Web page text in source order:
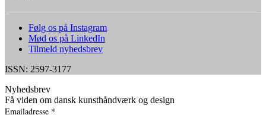
Følg os på Instagram
Mød os på LinkedIn
Tilmeld nyhedsbrev
ISSN: 2597-3177
Nyhedsbrev
Få viden om dansk kunsthåndværk og design
Emailadresse *